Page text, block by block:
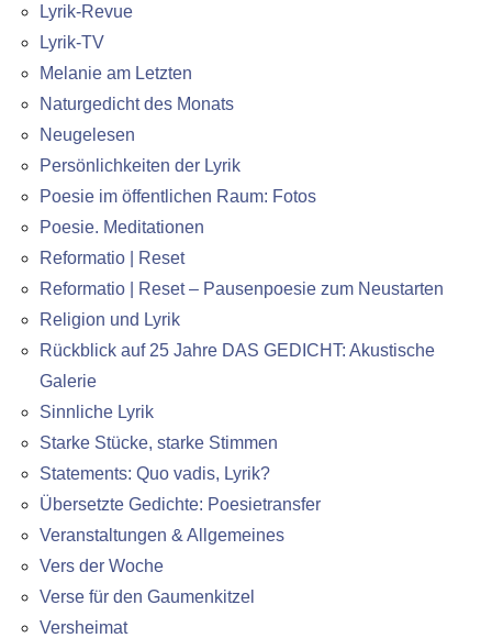
Lyrik-Revue
Lyrik-TV
Melanie am Letzten
Naturgedicht des Monats
Neugelesen
Persönlichkeiten der Lyrik
Poesie im öffentlichen Raum: Fotos
Poesie. Meditationen
Reformatio | Reset
Reformatio | Reset – Pausenpoesie zum Neustarten
Religion und Lyrik
Rückblick auf 25 Jahre DAS GEDICHT: Akustische
Galerie
Sinnliche Lyrik
Starke Stücke, starke Stimmen
Statements: Quo vadis, Lyrik?
Übersetzte Gedichte: Poesietransfer
Veranstaltungen & Allgemeines
Vers der Woche
Verse für den Gaumenkitzel
Versheimat